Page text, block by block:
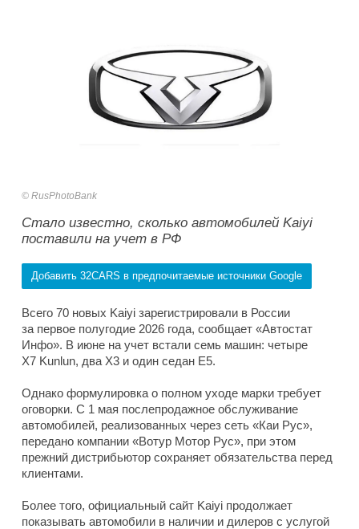
RusPhotoBank
Стало известно, сколько автомобилей Kaiyi
поставили на учет в РФ
Добавить 32CARS в предпочитаемые источники Google
Всего 70 новых Kaiyi зарегистрировали в России
за первое полугодие 2026 года, сообщает «Автостат
Инфо». В июне на учет встали семь машин: четыре
X7 Kunlun, два X3 и один седан E5.
Однако формулировка о полном уходе марки требует
оговорки. С 1 мая послепродажное обслуживание
автомобилей, реализованных через сеть «Каи Рус»,
передано компании «Вотур Мотор Рус», при этом
прежний дистрибьютор сохраняет обязательства перед
клиентами.
Более того, официальный сайт Kaiyi продолжает
показывать автомобили в наличии и дилеров с услугой